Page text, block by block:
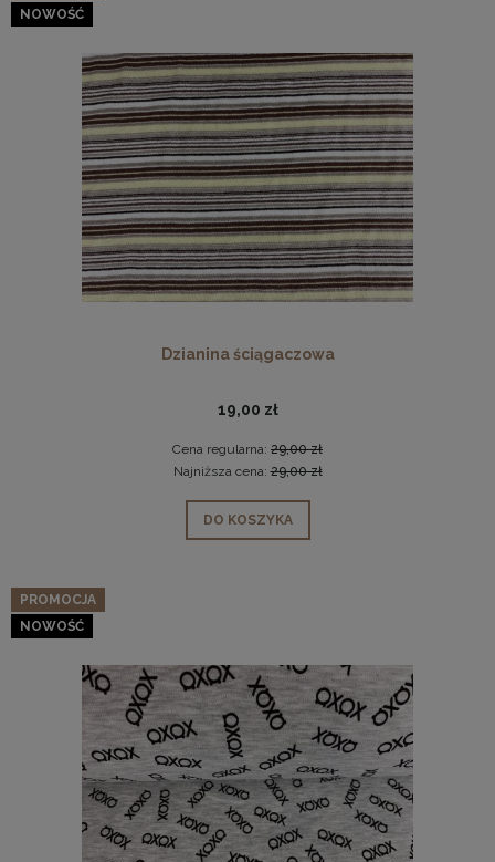
Dzianina ściągaczowa
19,00 zł
Cena regularna: 29,00 zł
Najniższa cena:29,00 zł
DO KOSZYKA
NOWOŚĆ
PROMOCJA
NOWOŚĆ